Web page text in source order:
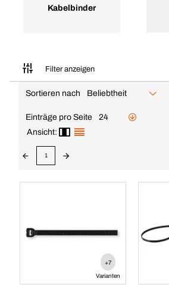
Kabelbinder
Filter anzeigen
Sortieren nach Beliebtheit
Einträge pro Seite
24
Ansicht:
1
+7
Varianten